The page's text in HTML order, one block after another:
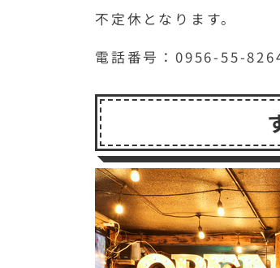
不定休となります。
電話番号：0956-55-